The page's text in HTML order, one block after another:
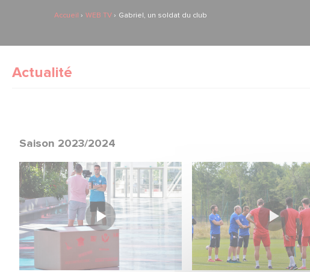
Accueil WEB TV Gabriel, un soldat du club
Actualité
Saison 2023/2024